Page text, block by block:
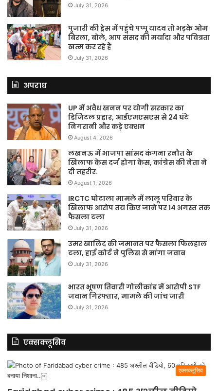
July 31, 2026
पुजारी की ड्रेस में पहुंचे पप्पू यादव तो भड़के ओम
बिरला, बोले, आप संसद की मर्यादा और पवित्रता
खत्म कर रहे हैं
July 31, 2026
अपराध
UP में अवैध खनन पर योगी सरकार का
डिजिटल प्रहार, आईएमएसएस से 24 घंटे
निगरानी और कड़े एक्शन
August 4, 2026
लखनऊ में भाजपा सांसद कंगना रनौत के
खिलाफ केस दर्ज होगा केस, कांग्रेस की नेता ने
दी तहरीर.
August 1, 2026
IRCTC घोटाला मामले में लालू परिवार के
खिलाफ आरोप तय किए जाने पर 14 अगस्त तक
फैसला टला
July 31, 2026
उमर खालिद की जमानत पर फैसला फिलहाल
टला, हाई कोर्ट ने पुलिस से मांगा जवाब
July 31, 2026
भारत भूषण तिवारी गोलीकांड में आरोपी STF
जवान गिरफ्तार, मामले की जांच जारी
July 31, 2026
एक्सक्लूसिव
एक्सक्लूसिव